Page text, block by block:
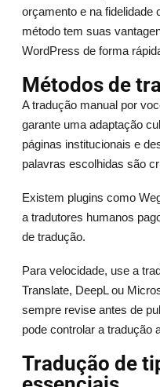
orçamento e na fidelidade
método tem suas
WordPress de forma
Métodos de
A tradução manual por
garante uma adaptação
páginas institucionais e
palavras escolhidas são
Existem plugins como
a tradutores humanos
de tradução.
Para velocidade, use a
Translate, DeepL ou
sempre revise antes de
pode controlar a tradução
Tradução de